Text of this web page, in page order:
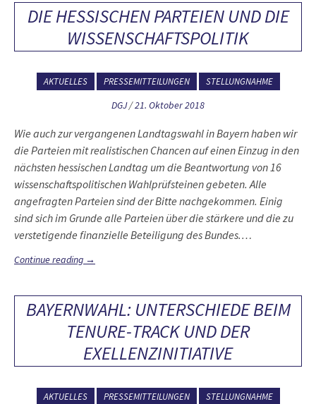
DIE HESSISCHEN PARTEIEN UND DIE
WISSENSCHAFTSPOLITIK
AKTUELLES PRESSEMITTEILUNGEN STELLUNGNAHME
DGJ/21. Oktober 2018
Wie auch zur vergangenen Landtagswahl in Bayern haben wir
die Parteien mit realistischen Chancen auf einen Einzug in den
nächsten hessischen Landtag um die Beantwortung von 16
wissenschaftspolitischen Wahlprüfsteinen gebeten. Alle
angefragten Parteien sind der Bitte nachgekommen. Einig
sind sich im Grunde alle Parteien über die stärkere und die zu
verstetigende finanzielle Beteiligung des Bundes.…
Continue reading →
BAYERNWAHL: UNTERSCHIEDE BEIM
TENURE-TRACK UND DER
EXELLENZINITIATIVE
AKTUELLES PRESSEMITTEILUNGEN STELLUNGNAHME